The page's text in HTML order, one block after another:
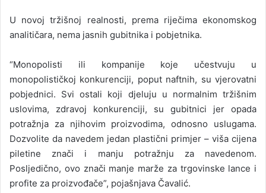
U novoj tržišnoj realnosti, prema riječima ekonomskog
analitičara, nema jasnih gubitnika i pobjetnika.
“Monopolisti ili kompanije koje učestvuju u
monopolističkoj konkurenciji, poput naftnih, su vjerovatni
pobjednici. Svi ostali koji djeluju u normalnim tržišnim
uslovima, zdravoj konkurenciji, su gubitnici jer opada
potražnja za njihovim proizvodima, odnosno uslugama.
Dozvolite da navedem jedan plastični primjer – viša cijena
piletine znači i manju potražnju za navedenom.
Posljedično, ovo znači manje marže za trgovinske lance i
profite za proizvođače”, pojašnjava Čavalić.